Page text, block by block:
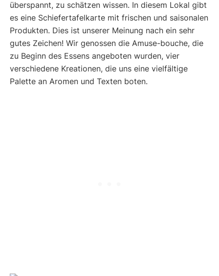
überspannt, zu schätzen wissen. In diesem Lokal gibt
es eine Schiefertafelkarte mit frischen und saisonalen
Produkten. Dies ist unserer Meinung nach ein sehr
gutes Zeichen! Wir genossen die Amuse-bouche, die
zu Beginn des Essens angeboten wurden, vier
verschiedene Kreationen, die uns eine vielfältige
Palette an Aromen und Texten boten.